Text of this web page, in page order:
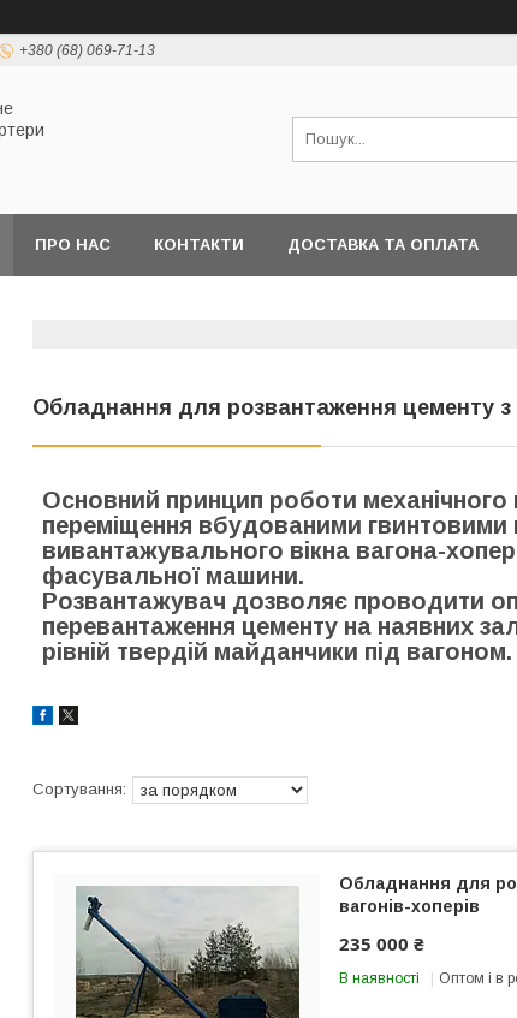
+380 (68) 069-71-13
ПРО НАС КОНТАКТИ ДОСТАВКА ТА ОПЛАТА
Обладнання для розвантаження цементу з
Основний принцип роботи
переміщення вбудованими
вивантажувального вікна вагона-
фасувальної машини.
Розвантажувач дозволяє проводити
перевантаження цементу на наявних
рівній твердій майданчики під вагоном.
Обладнання для
вагонів-хоперів
235 000 ₴
В наявності Оптом і в